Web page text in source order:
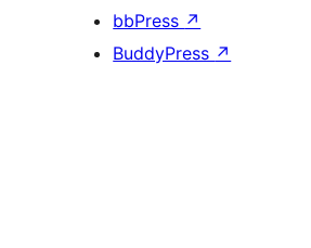
bbPress ↗
BuddyPress ↗